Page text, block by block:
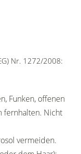
Nr. 1272/2008:
Funken, offenen
fernhalten. Nicht
vermeiden.